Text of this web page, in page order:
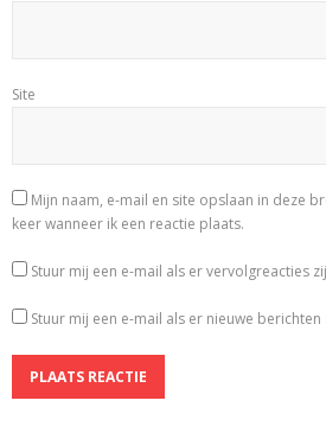
Site
Mijn naam, e-mail en site opslaan in deze
keer wanneer ik een reactie plaats.
Stuur mij een e-mail als er vervolgreacties
Stuur mij een e-mail als er nieuwe berichten